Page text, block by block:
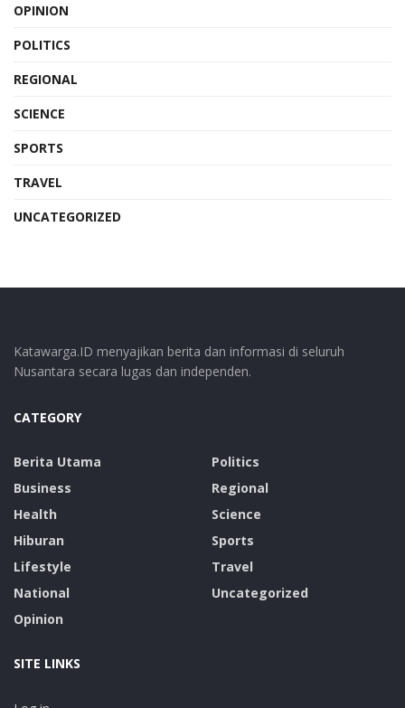
OPINION
POLITICS
REGIONAL
SCIENCE
SPORTS
TRAVEL
UNCATEGORIZED
Katawarga.ID menyajikan berita dan informasi di seluruh
Nusantara secara lugas dan independen.
CATEGORY
Berita Utama
Business
Health
Hiburan
Lifestyle
National
Opinion
Politics
Regional
Science
Sports
Travel
Uncategorized
SITE LINKS